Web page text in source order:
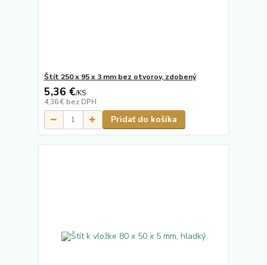
Štít 250 x 95 x 3 mm bez otvorov, zdobený
5,36 €/KS
4,36 € bez DPH
Pridať do košíka